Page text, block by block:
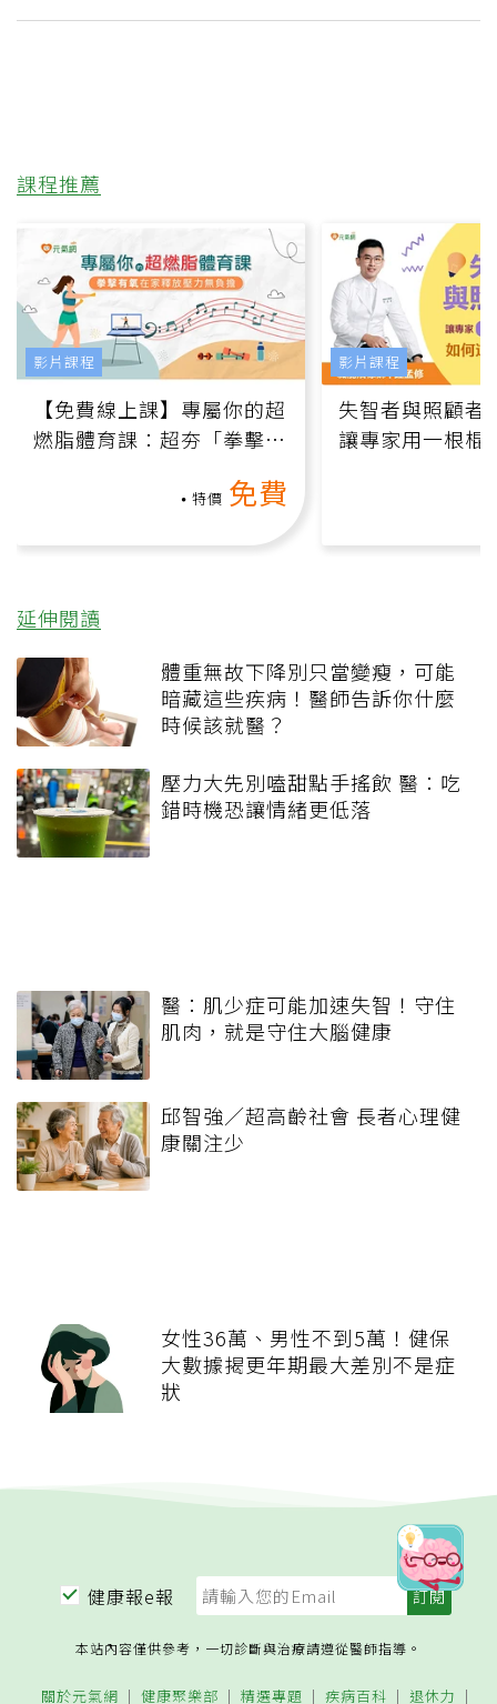
課程推薦
【免費線上課】專屬你的超
燃脂體育課：超夯「拳擊有
特價 免費
影片課程
失智者與照顧者
讓專家用一根棍
影片課程
延伸閱讀
體重無故下降別只當變瘦，可能
暗藏這些疾病！醫師告訴你什麼
時候該就醫？
壓力大先別嗑甜點手搖飲 醫：吃
錯時機恐讓情緒更低落
醫：肌少症可能加速失智！守住
肌肉，就是守住大腦健康
邱智強／超高齡社會 長者心理健
康關注少
女性36萬、男性不到5萬！健保
大數據揭更年期最大差別不是症
狀
健康報e報
本站內容僅供參考，一切診斷與治療請遵從醫師指導。
關於元氣網 健康聚樂部 精選專題 疾病百科 退休力